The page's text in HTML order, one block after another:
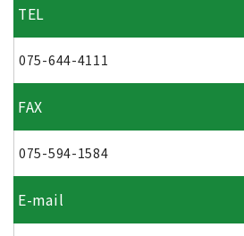
TEL
075-644-4111
FAX
075-594-1584
E-mail